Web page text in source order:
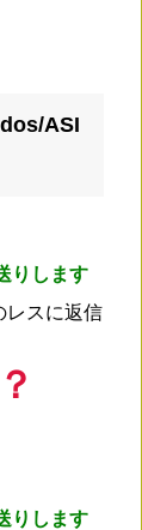
ASI
りします
スに返信
りします